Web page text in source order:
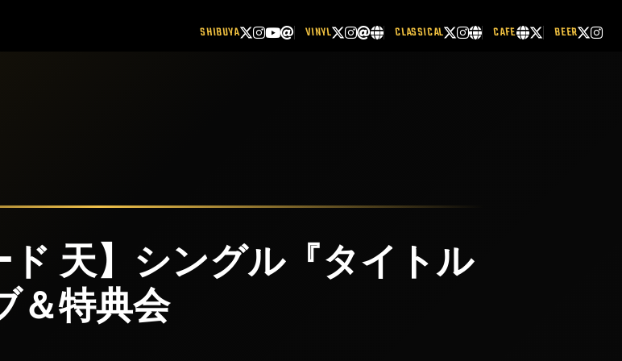
SHIBUYA VINYL CLASSICAL CAFE BEER
ド 天】シングル『タイトル
＆特典会